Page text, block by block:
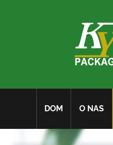
DOM O NAS